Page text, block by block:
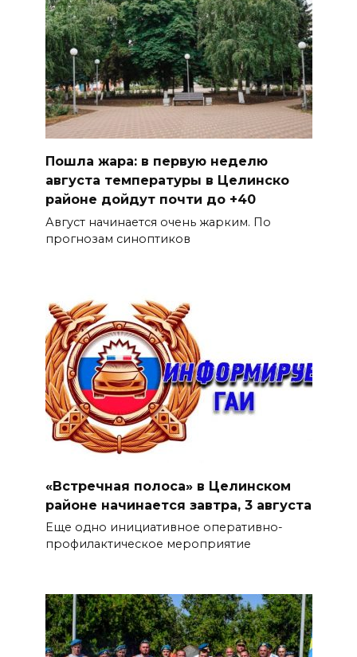
Пошла жара: в первую неделю
августа температуры в Целинско
районе дойдут почти до +40
Август начинается очень жарким. По
прогнозам синоптиков
«Встречная полоса» в Целинском
районе начинается завтра, 3 августа
Еще одно инициативное оперативно-
профилактическое мероприятие